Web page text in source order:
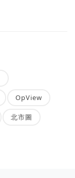
OpView
北市圖